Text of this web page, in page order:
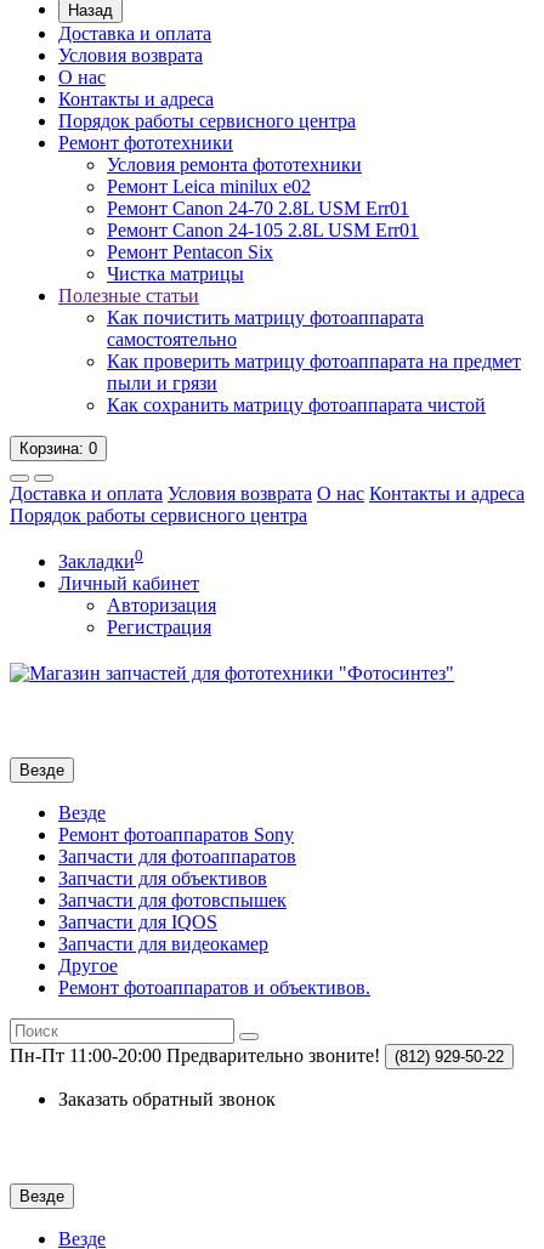
Назад
Доставка и оплата
Условия возврата
О нас
Контакты и адреса
Порядок работы сервисного центра
Ремонт фототехники
Условия ремонта фототехники
Ремонт Leica minilux e02
Ремонт Canon 24-70 2.8L USM Err01
Ремонт Canon 24-105 2.8L USM Err01
Ремонт Pentacon Six
Чистка матрицы
Полезные статьи
Как почистить матрицу фотоаппарата
самостоятельно
Как проверить матрицу фотоаппарата на предмет
пыли и грязи
Как сохранить матрицу фотоаппарата чистой
Корзина: 0
Доставка и оплата Условия возврата О нас Контакты и адреса
Порядок работы сервисного центра
Закладки0
Личный кабинет
Авторизация
Регистрация
Везде
Везде
Ремонт фотоаппаратов Sony
Запчасти для фотоаппаратов
Запчасти для объективов
Запчасти для фотовспышек
Запчасти для IQOS
Запчасти для видеокамер
Другое
Ремонт фотоаппаратов и объективов.
Пн-Пт 11:00-20:00 Предварительно звоните! (812) 929-50-22
Заказать обратный звонок
Везде
Везде